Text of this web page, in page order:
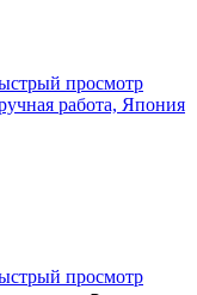
просмотр
работа, Япония
просмотр